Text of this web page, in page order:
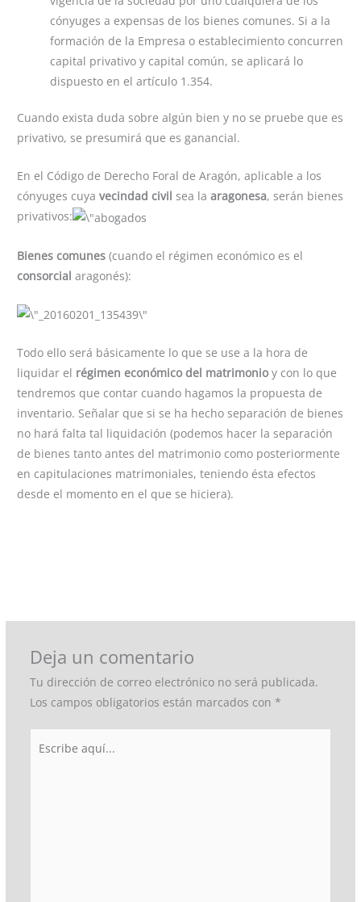
cónyuges a expensas de los bienes comunes. Si a la
formación de la Empresa o establecimiento concurren
capital privativo y capital común, se aplicará lo
dispuesto en el artículo 1.354.
Cuando exista duda sobre algún bien y no se pruebe que es
privativo, se presumirá que es ganancial.
En el Código de Derecho Foral de Aragón, aplicable a los
cónyuges cuyavecindad civil sea laaragonesa, serán bienes
privativos:
Bienes comunes (cuando el régimen económico es el
consorcial aragonés):
Todo ello será básicamente lo que se use a la hora de
liquidar el régimen económico del matrimonioy con lo que
tendremos que contar cuando hagamos la propuesta de
inventario. Señalar que si se ha hecho separación de bienes
no hará falta tal liquidación (podemos hacer la separación
de bienes tanto antes del matrimonio como posteriormente
en capitulaciones matrimoniales, teniendo ésta efectos
desde el momento en el que se hiciera).
Deja un comentario
Tu dirección de correo electrónico no será publicada.
Los campos obligatorios están marcados con *